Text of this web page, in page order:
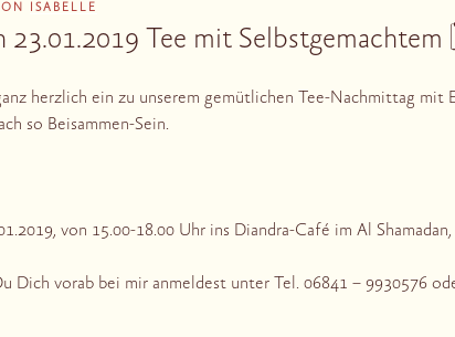
ISABELLE
Tee mit Selbstgemachtem
herzlich ein zu unserem gemütlichen Tee-Nachmittag mit
so Beisammen-Sein.
von 15.00-18.00 Uhr ins Diandra-Café im Al
Dich vorab bei mir anmeldest unter Tel. 06841 – 9930576